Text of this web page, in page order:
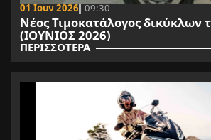
01 Ιουν 2026 09:30
Νέος Τιμοκατάλογος δικύκλων
(ΙΟΥΝΙΟΣ 2026)
ΠΕΡΙΣΣΟΤΕΡΑ